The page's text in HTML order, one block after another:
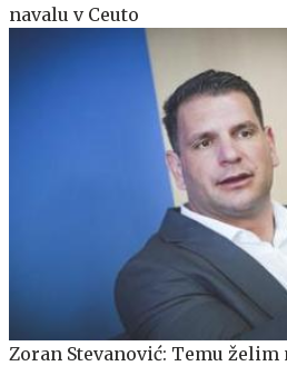
navalu v Ceuto
Zoran Stevanović: Temu